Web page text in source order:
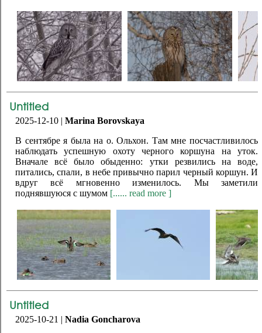
Untitled
2025-12-10 | Marina Borovskaya
В сентябре я была на о. Ольхон. Там мне посчастливилось
наблюдать успешную охоту черного коршуна на уток.
Вначале всё было обыденно: утки резвились на воде,
питались, спали, в небе привычно парил черный коршун. И
вдруг всё мгновенно изменилось. Мы заметили
поднявшуюся с шумом [...... read more ]
Untitled
2025-10-21 | Nadia Goncharova